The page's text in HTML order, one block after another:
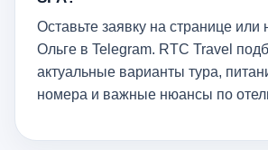
Оставьте заявку на странице или
Ольге в Telegram. RTC Travel
актуальные варианты тура,
номера и важные нюансы по